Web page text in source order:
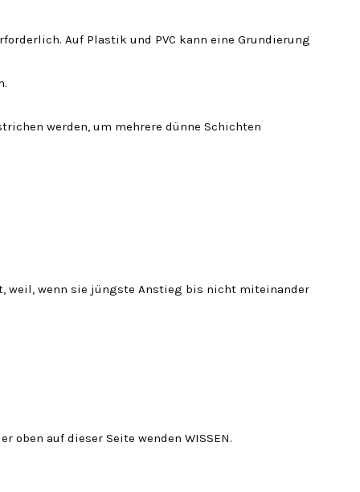
Auf Plastik und PVC kann eine Grundierung
werden, um mehrere dünne Schichten
weil, wenn sie jüngste Anstieg bis nicht miteinander
oben auf dieser Seite wenden WISSEN.